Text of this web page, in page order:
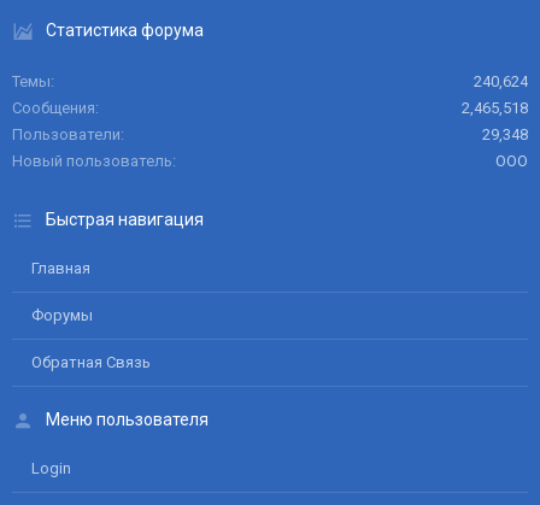
Статистика форума
Темы
240,624
Сообщения
2,465,518
Пользователи
29,348
Новый пользователь
ООО
Быстрая навигация
Главная
Форумы
Обратная Связь
Меню пользователя
Login